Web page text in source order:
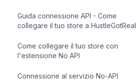
Guida connessione API - Come
collegare il tuo store a HustleGotReal
Come collegare il tuo store con
l'estensione No API
Connessione al servizio No-API